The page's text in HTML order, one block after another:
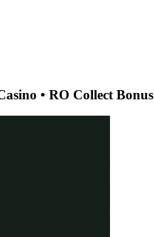
• RO Collect Bonus